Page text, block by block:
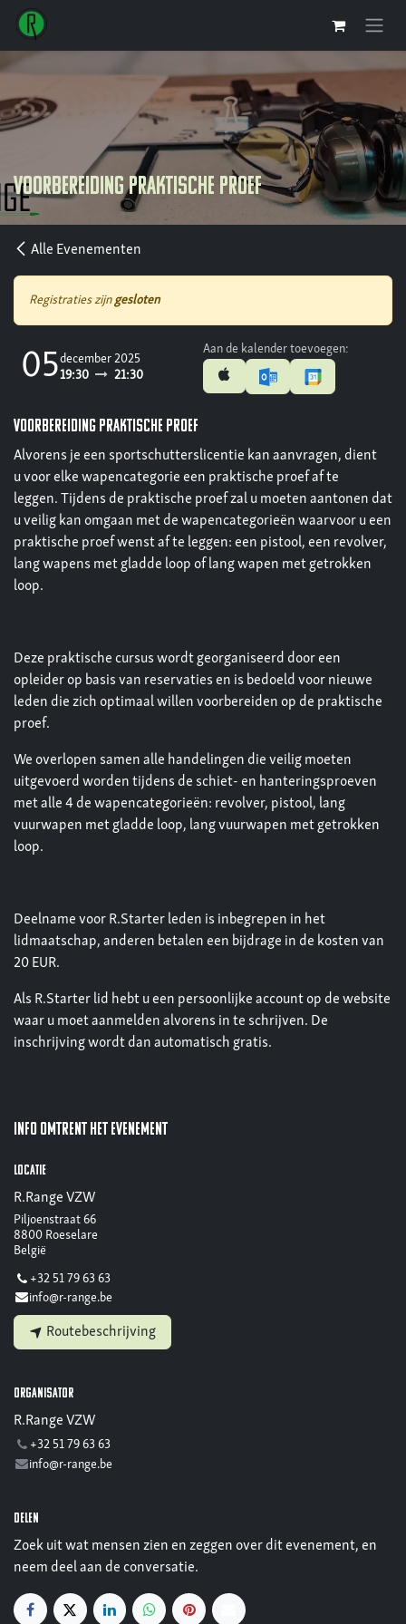
Overslaan naar inhoud
Voorbereiding praktische proef
Alle Evenementen
Registraties zijngesloten
05december 2025
19:30
21:30
Aan de kalender toevoegen:
voorbereiding praktische proef
Alvorens je een sportschutterslicentie kan aanvragen, dient
u voor elke wapencategorie een praktische proef af te
leggen. Tijdens de praktische proef zal u moeten aantonen dat
u veilig kan omgaan met de wapencategorieën waarvoor u een
praktische proef wenst af te leggen: een pistool, een revolver,
lang wapens met gladde loop of lang wapen met getrokken
loop.
Deze praktische cursus wordt georganiseerd door een
opleider op basis van reservaties en is bedoeld voor nieuwe
leden die zich optimaal willen voorbereiden op de praktische
proef.
We overlopen samen alle handelingen die veilig moeten
uitgevoerd worden tijdens de schiet- en hanteringsproeven
met alle 4 de wapencategorieën: revolver, pistool, lang
vuurwapen met gladde loop, lang vuurwapen met getrokken
loop.
Deelname voor R.Starter leden is inbegrepen in het
lidmaatschap, anderen betalen een bijdrage in de kosten van
20 EUR.
Als R.Starter lid hebt u een persoonlijke account op de website
waar u moet aanmelden alvorens in te schrijven. De
inschrijving wordt dan automatisch gratis.
Info omtrent het evenement
Locatie
R.Range VZW
Piljoenstraat 66
8800 Roeselare
België
+32 51 79 63 63
info@r-range.be
Routebeschrijving
Organisator
R.Range VZW
+32 51 79 63 63
info@r-range.be
Delen
Zoek uit wat mensen zien en zeggen over dit evenement, en
neem deel aan de conversatie.